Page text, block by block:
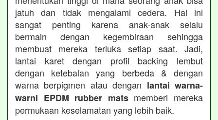
jatuh dan tidak mengalami cedera. Hal ini
sangat penting karena anak-anak selalu
bermain dengan kegembiraan sehingga
membuat mereka terluka setiap saat. Jadi,
lantai karet dengan profil backing lembut
dengan ketebalan yang berbeda & dengan
warna berpigmen atau dengan lantai warna-
warni EPDM rubber matsmemberi mereka
permukaan keselamatan yang lebih baik.